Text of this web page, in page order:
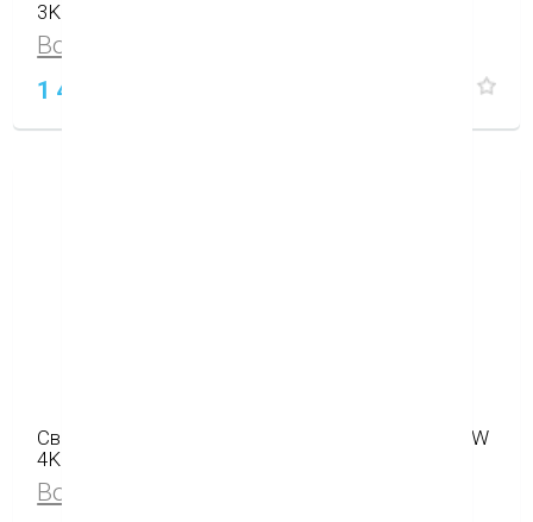
3K
Вопросы и отзывы (0)
1 490
Светодиодный светильник X-Flash Downlight 10W
4K
Вопросы и отзывы (0)